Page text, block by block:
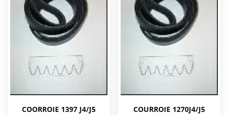
COORROIE 1397 J4/J5 COURROIE 1270J4/J5